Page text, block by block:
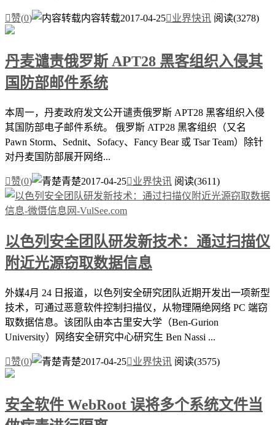
赞(0) 内容转载2017-04-25业界快讯 阅读(3278)
丹麦谴责俄罗斯 APT28 黑客组织入侵其
国防部邮件系统
本周一，丹麦政府发文公开谴责俄罗斯 APT28 黑客组织入侵
其国防部电子邮件系统。 俄罗斯 ATP28 黑客组织（又名
Pawn Storm、Sednit、Sofacy、Fancy Bear 或 Tsar Team）除针
对丹麦国防部展开网络...
赞(0) 青楚2017-04-25业界快讯 阅读(3611)
以色列安全团队研发新技术：通过扫描仪
附近光源窃取数据信息
外媒4月 24 日报道，以色列安全研究团队近期开发出一项新型
技术，可通过恶意软件控制扫描仪，从物理隔绝网络 PC 端窃
取数据信息。该团队由本古里安大学（Ben-Gurion
University）网络安全研究中心研究生 Ben Nassi ...
赞(0) 青楚2017-04-25业界快讯 阅读(3575)
安全软件 WebRoot 误将多个系统文件当